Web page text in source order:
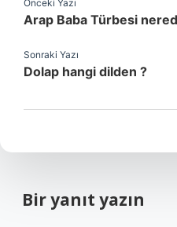
Önceki Yazı
Arap Baba Türbesi
Sonraki Yazı
Dolap hangi dilden ?
Bir yanıt yazın